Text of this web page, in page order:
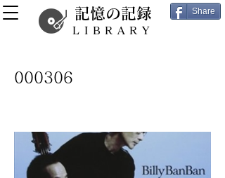
記憶の記録
LIBRARY
Share
000306